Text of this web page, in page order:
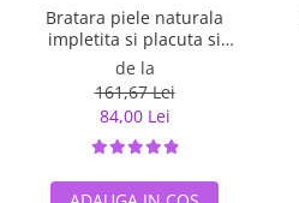
Bratara piele naturala
impletita si placuta si
inchizatoare din inox
de la
161,67 Lei
84,00 Lei